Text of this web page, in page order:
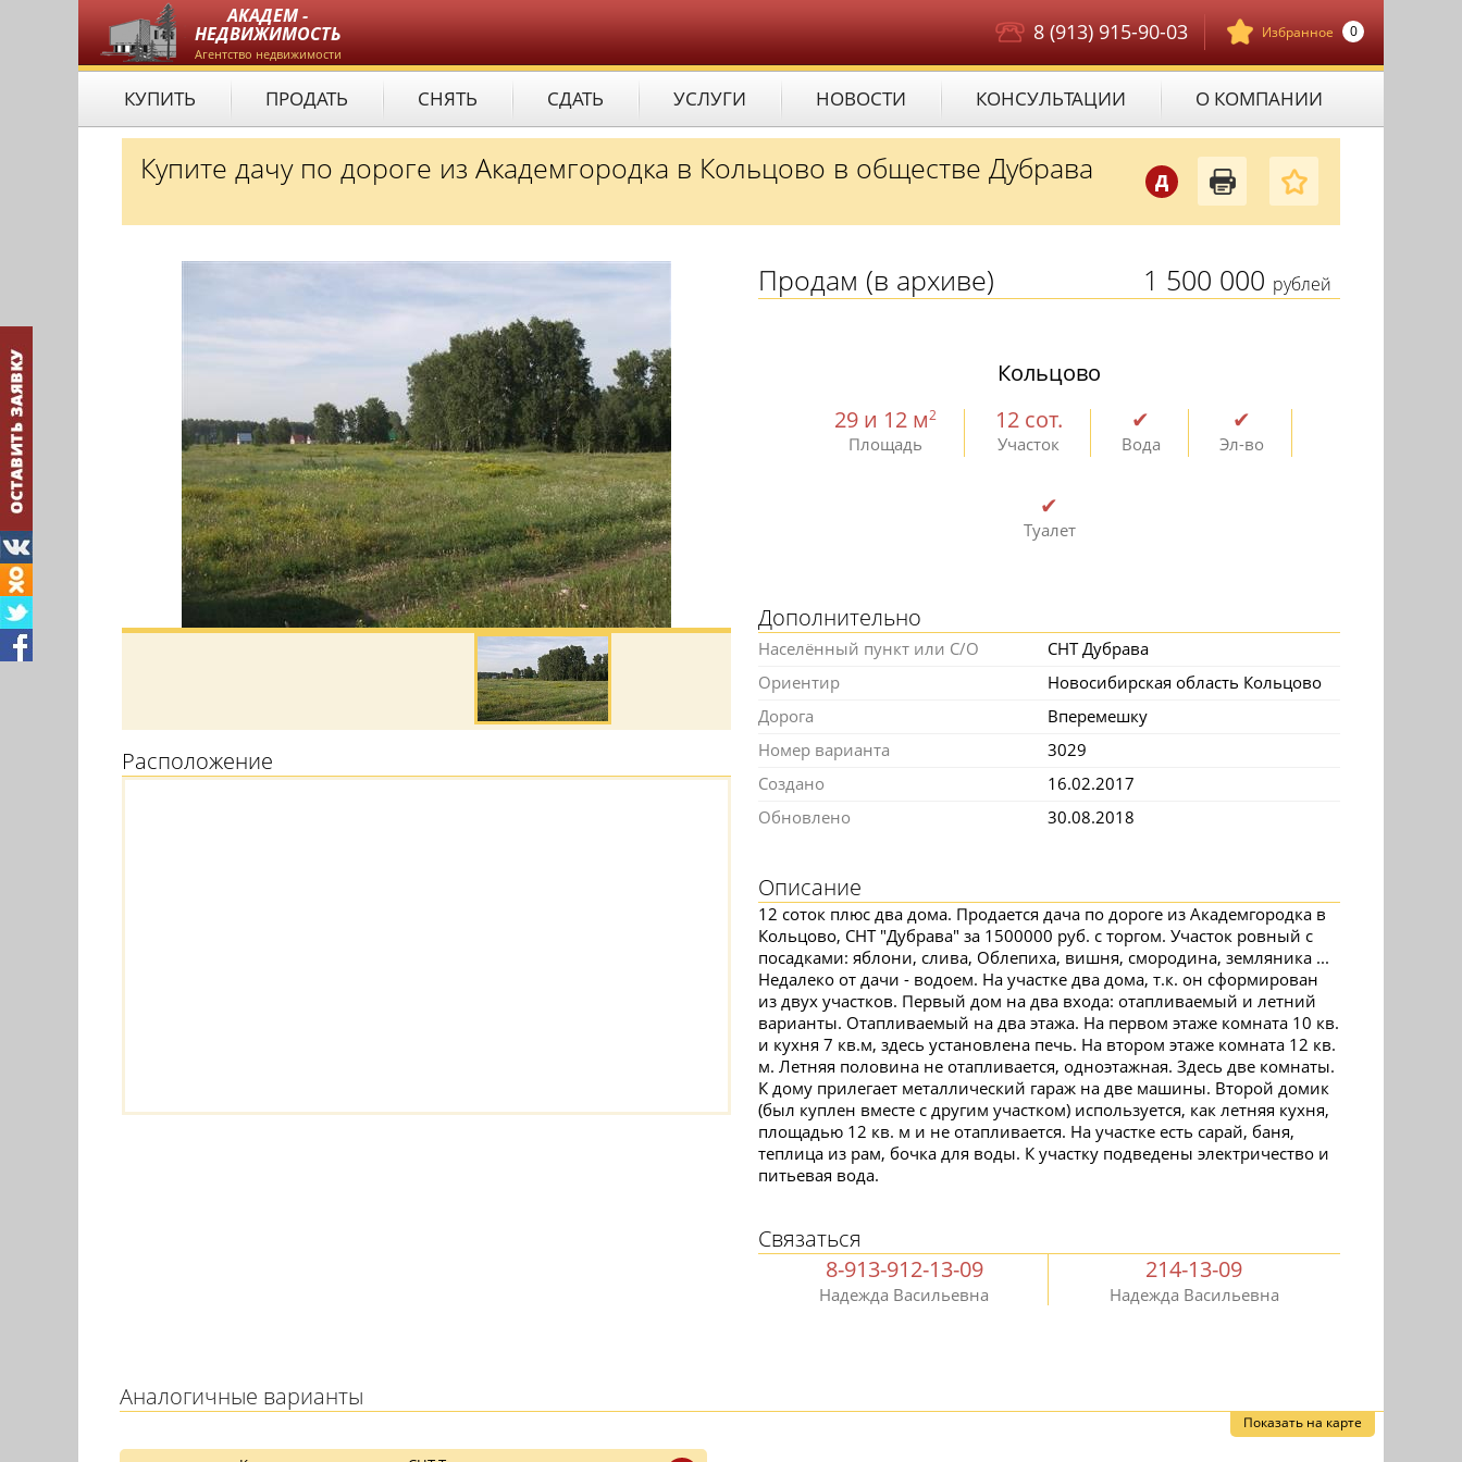
АКАДЕМ -
НЕДВИЖИМОСТЬ
Агентство недвижимости
Избранное 0
8 (913) 915-90-03
КУПИТЬ ПРОДАТЬ СНЯТЬ СДАТЬ УСЛУГИ НОВОСТИ КОНСУЛЬТАЦИИ О КОМПАНИИ
Д
Купите дачу по дороге из Академгородка в Кольцово в обществе Дубрава
Расположение
1 500 000 рублей
Продам (в архиве)
Кольцово
29 и 12 м2
Площадь
12 сот.
Участок
✔
Вода
✔
Эл-во
✔
Туалет
Дополнительно
Населённый пункт или С/О
СНТ Дубрава
Ориентир
Новосибирская область Кольцово
Дорога
Вперемешку
Номер варианта
3029
Создано
16.02.2017
Обновлено
30.08.2018
Описание
12 соток плюс два дома. Продается дача по дороге из Академгородка в
Кольцово, СНТ "Дубрава" за 1500000 руб. с торгом. Участок ровный с
посадками: яблони, слива, Облепиха, вишня, смородина, земляника ...
Недалеко от дачи - водоем. На участке два дома, т.к. он сформирован
из двух участков. Первый дом на два входа: отапливаемый и летний
варианты. Отапливаемый на два этажа. На первом этаже комната 10 кв.
и кухня 7 кв.м, здесь установлена печь. На втором этаже комната 12 кв.
м. Летняя половина не отапливается, одноэтажная. Здесь две комнаты.
К дому прилегает металлический гараж на две машины. Второй домик
(был куплен вместе с другим участком) используется, как летняя кухня,
площадью 12 кв. м и не отапливается. На участке есть сарай, баня,
теплица из рам, бочка для воды. К участку подведены электричество и
питьевая вода.
Связаться
8-913-912-13-09
Надежда Васильевна
214-13-09
Надежда Васильевна
Аналогичные варианты
Показать на карте